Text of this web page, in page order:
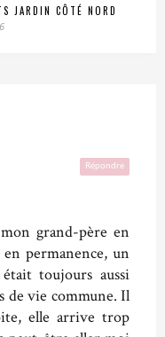
JARDIN CÔTÉ NORD
Répondre
grand-père en
permanence, un
toujours aussi
de vie commune. Il
elle arrive trop